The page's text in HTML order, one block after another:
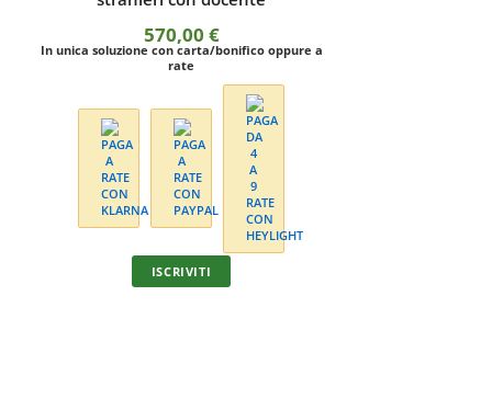
Corso di didattica dell'italiano a
stranieri online in autoapprendimento
350,00€